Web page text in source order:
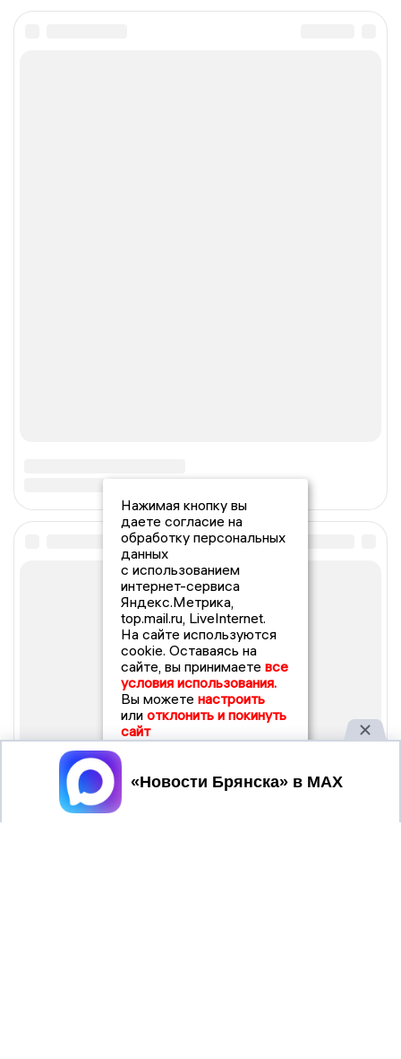
Нажимая кнопку вы
даете согласие на
обработку персональных
данных
с использованием
интернет-сервиса
Яндекс.Метрика,
top.mail.ru, LiveInternet.
На сайте используются
cookie. Оставаясь на
сайте, вы принимаете все
условия использования.
Вы можете настроить
или отклонить и покинуть
сайт
Принять